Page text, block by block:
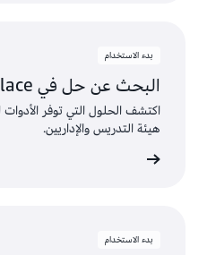
بدء الاستخدام
البحث عن حل في AWS Marketplace
اكتشف الحلول التي توفر
هيئة التدريس والإداريين.
بدء الاستخدام